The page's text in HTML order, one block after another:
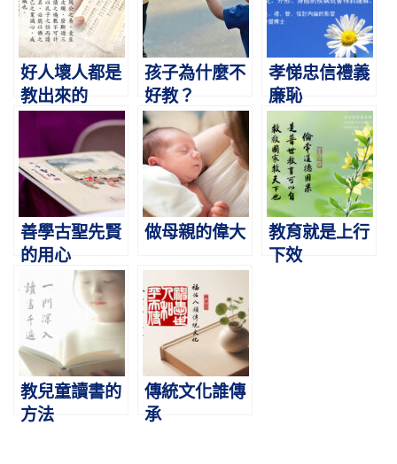
好人壞人都是
教出來的
孩子為什麼不
好教？
孝悌忠信禮義
廉恥
善學古聖先賢
的用心
做母親的偉大
教育就是上行
下效
教兒童讀書的
方法
傳統文化誰傳
承